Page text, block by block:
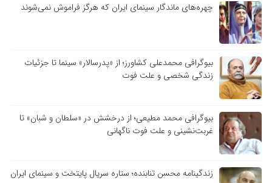
چهره‌های ماندگار سینمای ایران که هرگز فراموش نمی‌شوند
بیوگرافی محمدعلی کشاورز؛ از «پدرسالار» سینما تا جزئیات
زندگی شخصی و علت فوت
بیوگرافی محمد مطیعی؛ از درخشش در «سلطان و شبان» تا
غربت‌نشینی و علت فوت ناگهانی
زندگینامه محسن تنابنده؛ ستاره سریال پایتخت و سینمای ایران